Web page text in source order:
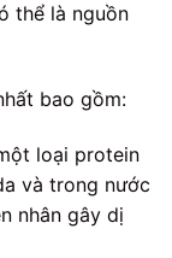
thể là nguồn
bao gồm:
loại protein
và trong nước
nhân gây dị